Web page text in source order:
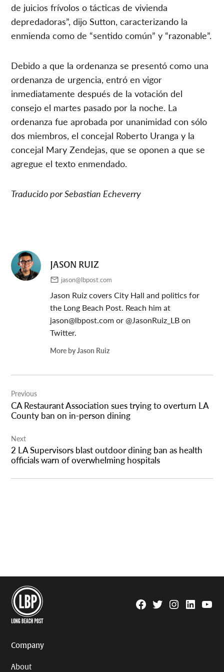
de juicios frívolos o tácticas de vivienda
depredadoras”, dijo Sutton, caracterizando la
enmienda como de “sentido común” y “razonable”.
Debido a que la ordenanza se presentó como una
ordenanza de urgencia, entró en vigor
inmediatamente después de la votación del
consejo el martes pasado por la noche. La
ordenanza fue aprobada por unanimidad con sólo
dos miembros, el concejal Roberto Uranga y la
concejal Mary Zendejas, que se oponen a que se
agregue el texto enmendado.
Traducido por Sebastian Echeverry
JASON RUIZ
jason@lbpost.com
Jason Ruiz covers City Hall and politics for
the Long Beach Post. Reach him at
jason@lbpost.comor @JasonRuiz_LB on
Twitter.
More by Jason Ruiz
navigation
Previous
CA Restaurant Association sues trying to overturn LA
County ban on in-person dining
Next
2 LA Supervisors blast outdoor dining ban as health
officials warn of overwhelming hospitals
Facebook
TwitterInstagram
Linkedin
Company
About